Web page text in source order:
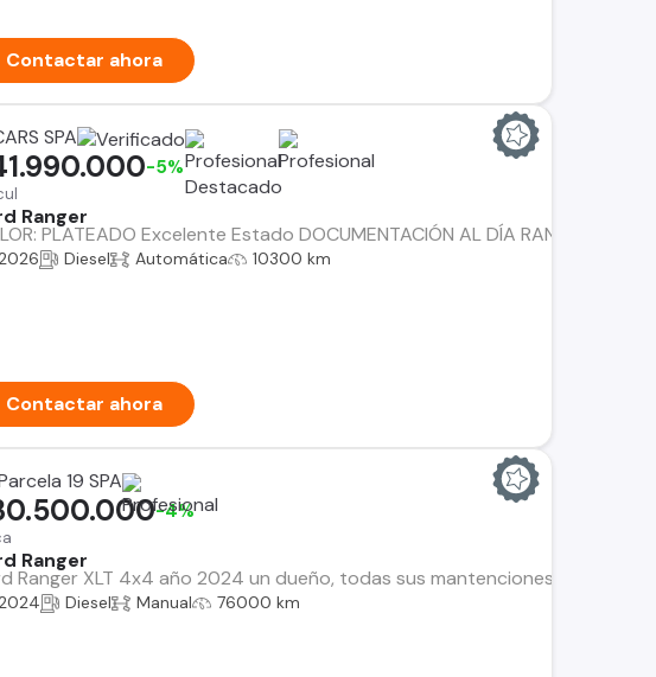
Contactar ahora
SPA
Ranger
PLATEADO Excelente Estado DOCUMENTACIÓN AL DÍA RANGER
-5%
Diesel Automática 10300 km
Contactar ahora
19 SPA
Ranger
Ranger XLT 4x4 año 2024 un dueño, todas sus mantenciones en la
-4%
Diesel Manual 76000 km